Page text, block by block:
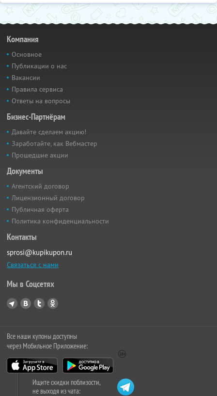
Компания
Основное
Публикации о нас
Вакансии
Правила сервиса
Ответы на вопросы
Бизнес-Партнёрам
Давайте сделаем акцию!
Заработайте, как Вебмастер
Прошедшие акции
Документы
Агентский договор
Лицензионный договор
Публичная оферта
Политика конфиденциальности
Контакты
sprosi@kupikupon.ru
Связаться с нами
Мы в Соцсетях
Все наши купоны доступны
через Мобильное Приложение:
Ищите скидки поблизости,
не выходя из чата: